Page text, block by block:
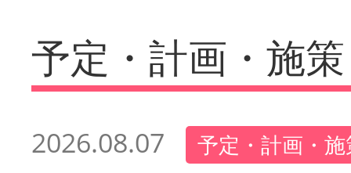
予定・計画・施策
2026.08.07 予定・計画・